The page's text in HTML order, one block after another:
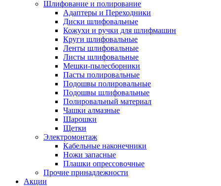
Шлифование и полирование
Адаптеры и Переходники
Диски шлифовальные
Кожухи и ручки для шлифмашин
Круги шлифовальные
Ленты шлифовальные
Листы шлифовальные
Мешки-пылесборники
Пасты полировальные
Подошвы полировальные
Подошвы шлифовальные
Полировальный материал
Чашки алмазные
Шарошки
Щетки
Электромонтаж
Кабельные наконечники
Ножи запасные
Плашки опрессовочные
Прочие принадлежности
Акции